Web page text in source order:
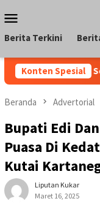
ke
kontenMobile
Berita Terkini
Konten Spesial
Jembatan Sebulu
Beranda Advertorial
Bupati Edi
Puasa Di
Kutai
Liputan Kukar
Maret 16, 2025